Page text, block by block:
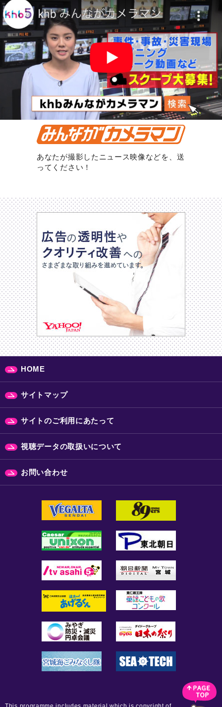
あなたが撮影したニュース映像などを、送
ってください！
HOME
サイトマップ
サイトのご利用にあたって
視聴データの取扱いについて
お問い合わせ